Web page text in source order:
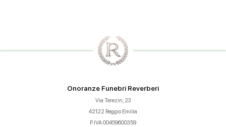
Onoranze Funebri Reverberi
Via Terezin, 23
42122 Reggio Emilia
P.IVA 00459600359